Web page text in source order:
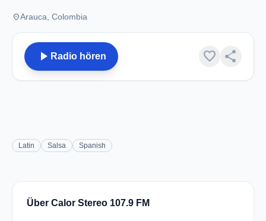
placeArauca, Colombia
play_arrow Radio hören favorite share
Latin Salsa Spanish
Über Calor Stereo 107.9 FM